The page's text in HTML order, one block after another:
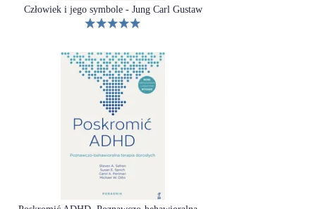
Człowiek i jego symbole - Jung Carl Gustaw